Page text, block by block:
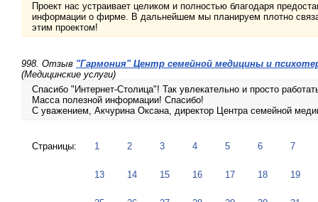
Проект нас устраивает целиком и полностью благодаря
информации о фирме. В дальнейшем мы планируем плотно
этим проектом!
998. Отзыв "Гармония" Центр семейной медицины и
(Медицинские услуги)
Спасибо "Интернет-Столица"! Так увлекательно и просто
Масса полезной информации! Спасибо!
С уважением, Акчурина Оксана, директор Центра семейной
Страницы: 1 2 3 4 5 6 7
13 14 15 16 17 18 19